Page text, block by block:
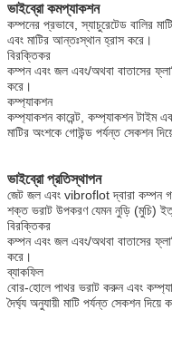
ভাইব্রো কমপ্যাকশন
কম্পনের প্রভাবে, স্যাচুরেটেড বালির
এবং মাটির আন্তঃস্থান হ্রাস করে।
বিরক্তিকর
কম্পন এবং জল এবং/অথবা বাতাসের
করে।
কম্প্যাকশন
কম্প্যাকশন কারেন্ট, কম্প্যাকশন টাইম
মাটির অংশকে গোউন্ড পর্যন্ত সেকশন
ভাইব্রো প্রতিস্থাপন
জেট জল এবং vibroflot দ্বারা কম্পন
শক্ত ভরাট উপকরণ যেমন নুড়ি (মুচি)
বিরক্তিকর
কম্পন এবং জল এবং/অথবা বাতাসের
করে।
ব্যাকফিল
বোর-হোলে পাথর ভরাট করুন এবং
দৈর্ঘ্য অনুযায়ী মাটি পর্যন্ত সেকশন